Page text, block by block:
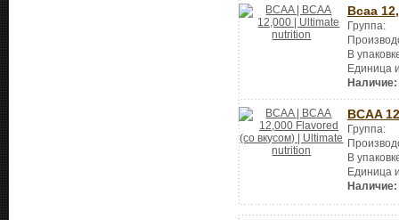
Bcaa
Группа:
В
Единица
Наличие:
BCAA
Группа:
В
Единица
Наличие: